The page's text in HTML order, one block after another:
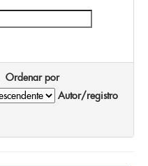
Ordenar por
Autor/registro